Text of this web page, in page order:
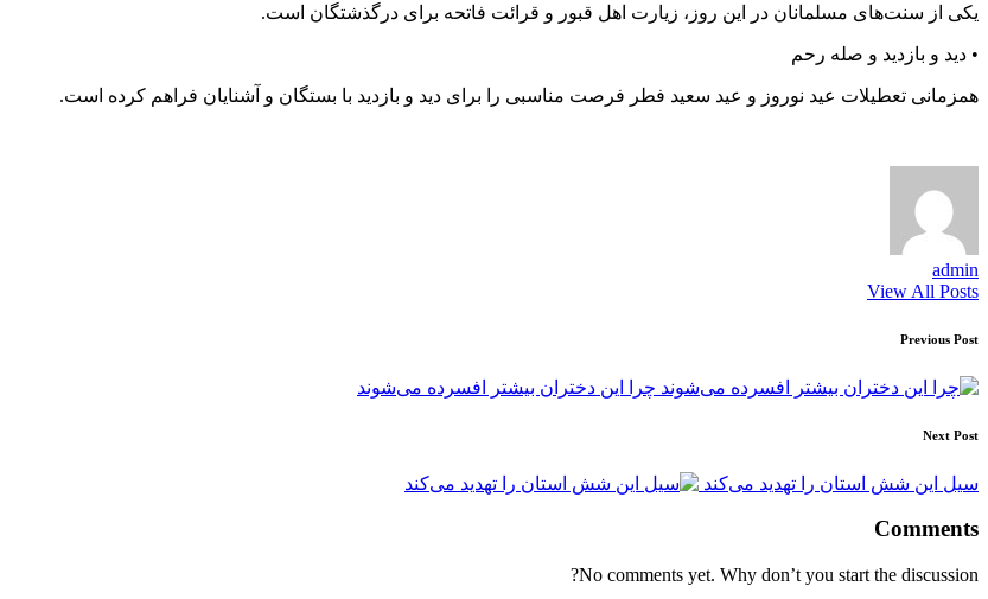
یکی از سنت‌های مسلمانان در این روز، زیارت اهل قبور و قرائت فاتحه برای درگذشتگان است.
• دید و بازدید و صله رحم
همزمانی تعطیلات عید نوروز و عید سعید فطر فرصت مناسبی را برای دید و بازدید با بستگان و آشنایان فراهم کرده است.
admin
View All Posts
Post
navigation
Previous Post
چرا این دختران بیشتر افسرده می‌شوند
Next Post
سیل این شش استان را تهدید می‌کند
Comments
No comments yet. Why don’t you start the discussion?